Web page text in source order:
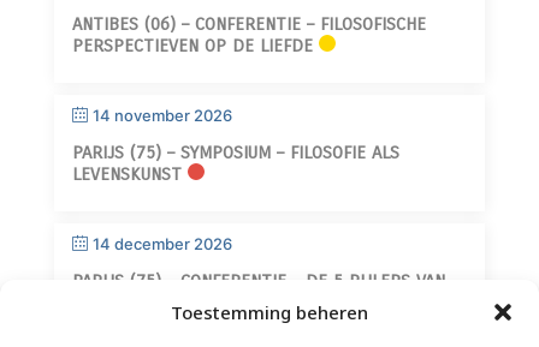
Toestemming beheren
ANTIBES (06) – CONFERENTIE – FILOSOFISCHE
PERSPECTIEVEN OP DE LIEFDE
14 november 2026
PARIJS (75) – SYMPOSIUM – FILOSOFIE ALS
LEVENSKUNST
14 december 2026
PARIJS (75) – CONFERENTIE – DE 5 PIJLERS VAN